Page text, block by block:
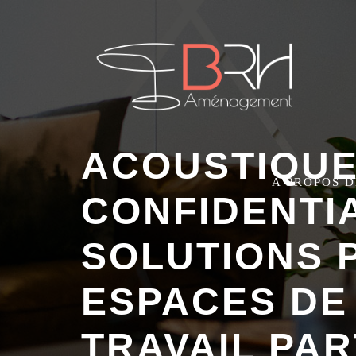
A PROPOS
SOLUTIONS
ESPACES DE
TRAVAIL